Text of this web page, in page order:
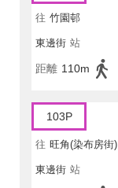
往 竹園邨
東邊街 站
距離 110m
103P
往 旺角(染布房街)
東邊街 站